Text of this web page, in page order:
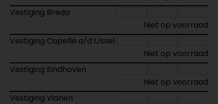
Vestiging Breda
Niet op voorraad
Vestiging Capelle a/d IJssel
Niet op voorraad
Vestiging Eindhoven
Niet op voorraad
Vestiging Vianen